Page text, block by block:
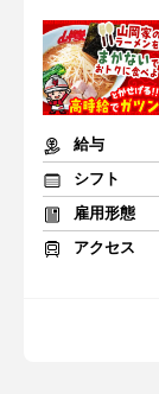
給与
シフト
雇用形態
アクセス